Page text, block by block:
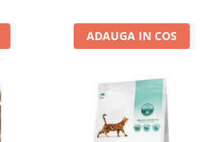
ADAUGA IN COS